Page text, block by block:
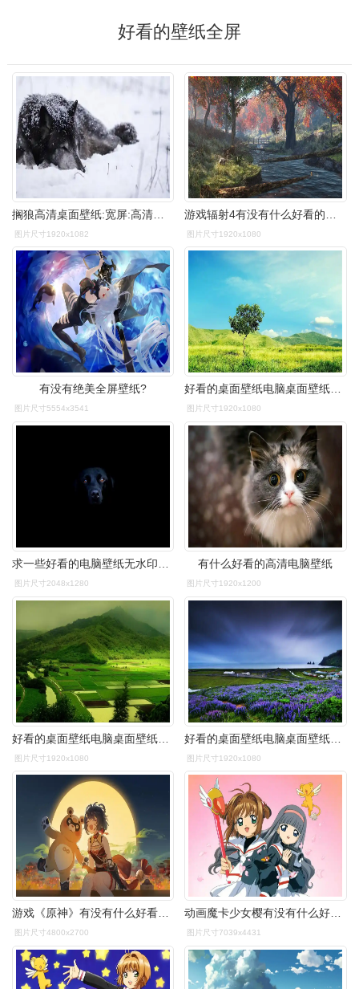
好看的壁纸全屏
图片尺寸1920x1082 图片尺寸1920x1080
有没有绝美全屏壁纸?
图片尺寸5554x3541
好看的桌面壁纸电脑桌面壁纸软件
图片尺寸1920x1080
图片尺寸2048x1280
有什么好看的高清电脑壁纸
图片尺寸1920x1200
图片尺寸1920x1080 图片尺寸1920x1080
游戏《原神》有没有什么好看的全面屏壁纸? - 知乎
图片尺寸4800x2700
动画魔卡少女樱有没有什么好看的全面屏壁纸
图片尺寸7039x4431